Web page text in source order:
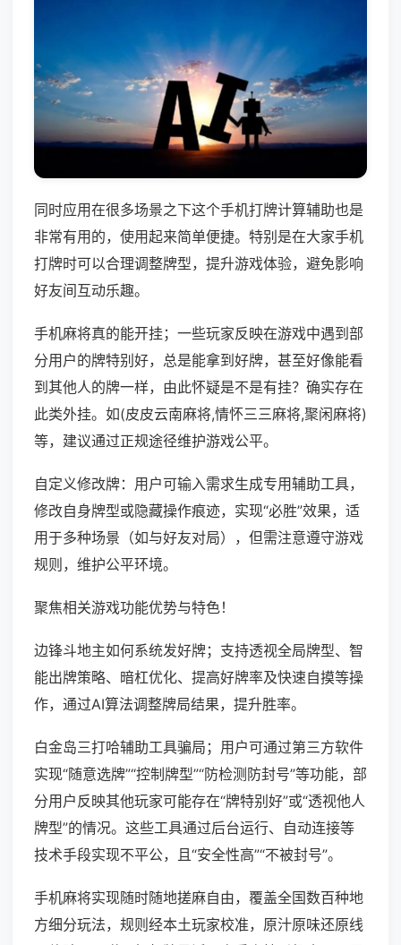
同时应用在很多场景之下这个手机打牌计算辅助也是
非常有用的，使用起来简单便捷。特别是在大家手机
打牌时可以合理调整牌型，提升游戏体验，避免影响
好友间互动乐趣。
手机麻将真的能开挂；一些玩家反映在游戏中遇到部
分用户的牌特别好，总是能拿到好牌，甚至好像能看
到其他人的牌一样，由此怀疑是不是有挂？确实存在
此类外挂。如(皮皮云南麻将,情怀三三麻将,聚闲麻将)
等，建议通过正规途径维护游戏公平。
自定义修改牌：用户可输入需求生成专用辅助工具，
修改自身牌型或隐藏操作痕迹，实现“必胜”效果，适
用于多种场景（如与好友对局），但需注意遵守游戏
规则，维护公平环境。
聚焦相关游戏功能优势与特色！
边锋斗地主如何系统发好牌；支持透视全局牌型、智
能出牌策略、暗杠优化、提高好牌率及快速自摸等操
作，通过AI算法调整牌局结果，提升胜率。
白金岛三打哈辅助工具骗局；用户可通过第三方软件
实现“随意选牌”“控制牌型”“防检测防封号”等功能，部
分用户反映其他玩家可能存在“牌特别好”或“透视他人
牌型”的情况。这些工具通过后台运行、自动连接等
技术手段实现不平公，且“安全性高”“不被封号”。
手机麻将实现随时随地搓麻自由，覆盖全国数百种地
方细分玩法，规则经本土玩家校准，原汁原味还原线